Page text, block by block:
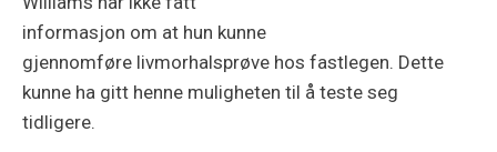
informasjon om at hun kunne
gjennomføre livmorhalsprøve hos fastlegen. Dette
kunne ha gitt henne muligheten til å teste seg
tidligere.